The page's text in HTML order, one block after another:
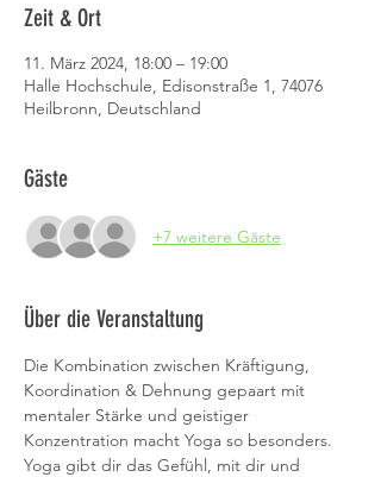
Zeit & Ort
11. März 2024, 18:00 – 19:00
Halle Hochschule, Edisonstraße 1, 74076
Heilbronn, Deutschland
Gäste
+7 weitere Gäste
Über die Veranstaltung
Die Kombination zwischen Kräftigung,
Koordination & Dehnung gepaart mit
mentaler Stärke und geistiger
Konzentration macht Yoga so besonders.
Yoga gibt dir das Gefühl, mit dir und